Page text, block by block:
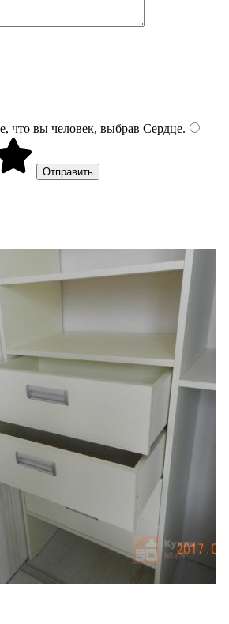
что вы человек, выбрав Сердце.